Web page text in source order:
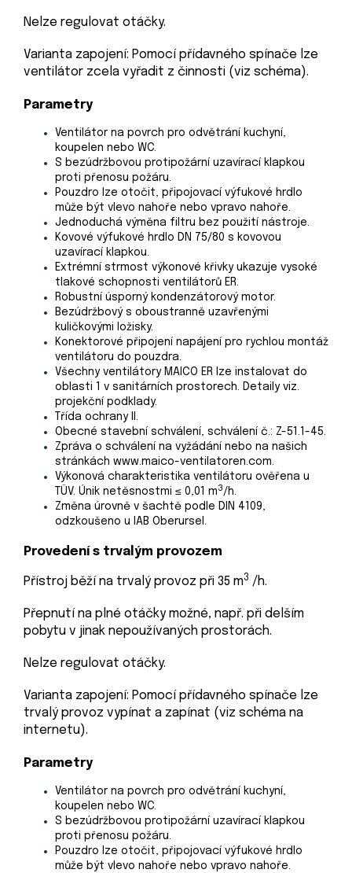
Nelze regulovat otáčky.
Varianta zapojení: Pomocí přídavného spínače lze
ventilátor zcela vyřadit z činnosti (viz schéma).
Parametry
Ventilátor na povrch pro odvětrání kuchyní,
koupelen nebo WC.
S bezúdržbovou protipožární uzavírací klapkou
proti přenosu požáru.
Pouzdro lze otočit, připojovací výfukové hrdlo
může být vlevo nahoře nebo vpravo nahoře.
Jednoduchá výměna filtru bez použití nástroje.
Kovové výfukové hrdlo DN 75/80 s kovovou
uzavírací klapkou.
Extrémní strmost výkonové křivky ukazuje vysoké
tlakové schopnosti ventilátorů ER.
Robustní úsporný kondenzátorový motor.
Bezúdržbový s oboustranně uzavřenými
kuličkovými ložisky.
Konektorové připojení napájení pro rychlou montáž
ventilátoru do pouzdra.
Všechny ventilátory MAICO ER lze instalovat do
oblasti 1 v sanitárních prostorech. Detaily viz.
projekční podklady.
Třída ochrany II.
Obecné stavební schválení, schválení č.: Z-51.1-45.
Zpráva o schválení na vyžádání nebo na našich
stránkách www.maico-ventilatoren.com.
Výkonová charakteristika ventilátoru ověřena u
TÜV. Únik netěsnostmi ≤ 0,01 m 3 /h.
Změna úrovně v šachtě podle DIN 4109,
odzkoušeno u IAB Oberursel.
Provedení s trvalým provozem
Přístroj běží na trvalý provoz při 35 m3 /h.
Přepnutí na plné otáčky možné, např. při delším
pobytu v jinak nepoužívaných prostorách.
Nelze regulovat otáčky.
Varianta zapojení: Pomocí přídavného spínače lze
trvalý provoz vypínat a zapínat (viz schéma na
internetu).
Parametry
Ventilátor na povrch pro odvětrání kuchyní,
koupelen nebo WC.
S bezúdržbovou protipožární uzavírací klapkou
proti přenosu požáru.
Pouzdro lze otočit, připojovací výfukové hrdlo
může být vlevo nahoře nebo vpravo nahoře.